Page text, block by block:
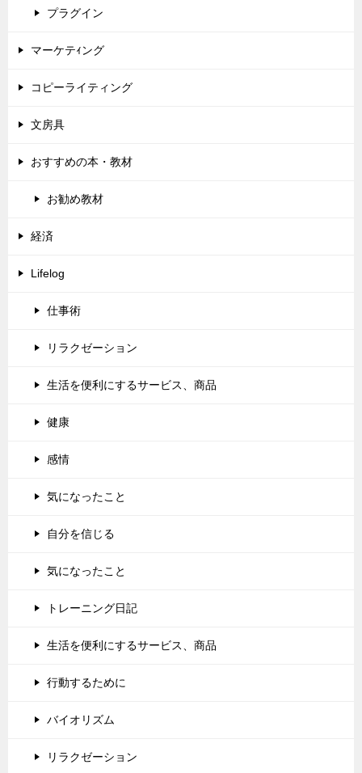
プラグイン
マーケテｨング
コピーライティング
文房具
おすすめの本・教材
お勧め教材
経済
Lifelog
仕事術
リラクゼーション
生活を便利にするサービス、商品
健康
感情
気になったこと
自分を信じる
気になったこと
トレーニング日記
生活を便利にするサービス、商品
行動するために
バイオリズム
リラクゼーション